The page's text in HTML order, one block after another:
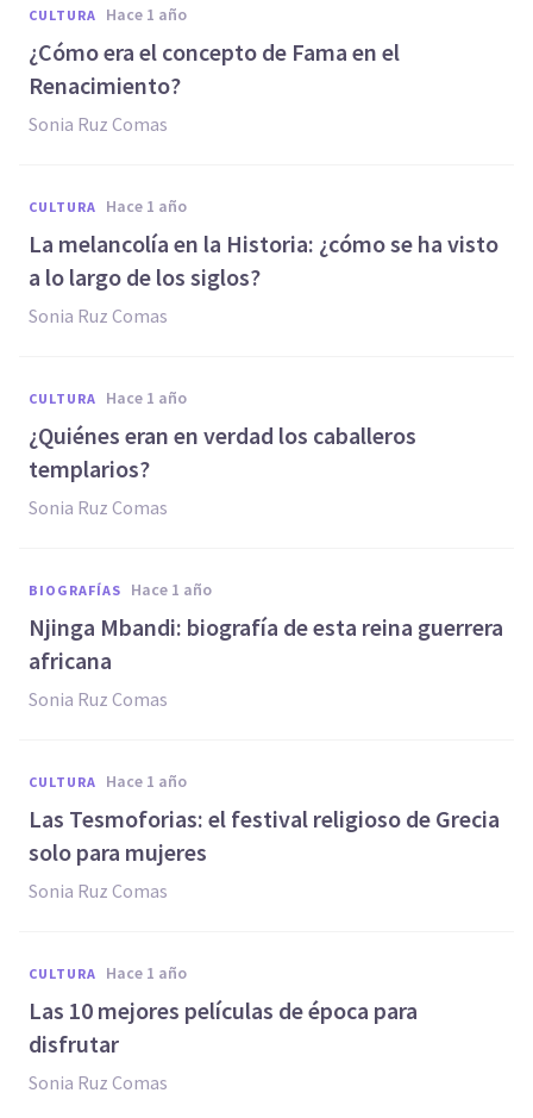
CULTURA hace 1 año
¿Cómo era el concepto de Fama en el
Renacimiento?
Sonia Ruz Comas
CULTURA hace 1 año
La melancolía en la Historia: ¿cómo se ha visto
a lo largo de los siglos?
Sonia Ruz Comas
CULTURA hace 1 año
¿Quiénes eran en verdad los caballeros
templarios?
Sonia Ruz Comas
BIOGRAFÍAS hace 1 año
Njinga Mbandi: biografía de esta reina guerrera
africana
Sonia Ruz Comas
CULTURA hace 1 año
Las Tesmoforias: el festival religioso de Grecia
solo para mujeres
Sonia Ruz Comas
CULTURA hace 1 año
Las 10 mejores películas de época para
disfrutar
Sonia Ruz Comas